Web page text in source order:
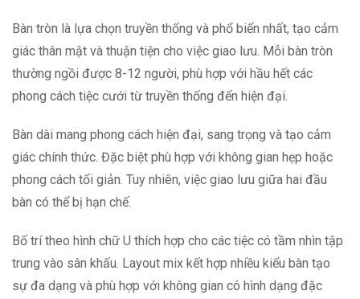
Bàn tròn là lựa chọn truyền thống và phổ biến nhất, tạo cảm
giác thân mật và thuận tiện cho việc giao lưu. Mỗi bàn tròn
thường ngồi được 8-12 người, phù hợp với hầu hết các
phong cách tiệc cưới từ truyền thống đến hiện đại.
Bàn dài mang phong cách hiện đại, sang trọng và tạo cảm
giác chính thức. Đặc biệt phù hợp với không gian hẹp hoặc
phong cách tối giản. Tuy nhiên, việc giao lưu giữa hai đầu
bàn có thể bị hạn chế.
Bố trí theo hình chữ U thích hợp cho các tiệc có tầm nhìn tập
trung vào sân khấu. Layout mix kết hợp nhiều kiểu bàn tạo
sự đa dạng và phù hợp với không gian có hình dạng đặc